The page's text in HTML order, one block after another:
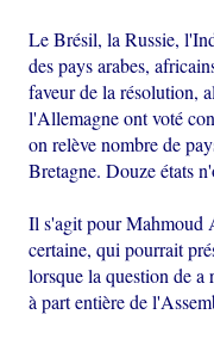
Le Brésil, la Russie,
des pays arabes,
faveur de la résolution,
l'Allemagne ont voté
on relève nombre de
Bretagne. Douze états
Il s'agit pour Mahmoud
certaine, qui pourrait
lorsque la question de a
à part entière de